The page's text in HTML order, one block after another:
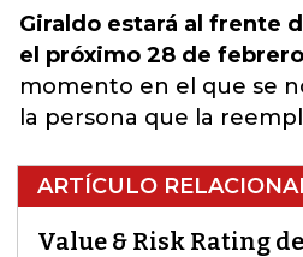
Giraldo estará al frente
el próximo 28 de
momento en el que se
la persona que la
ARTÍCULO
Value & Risk Rating